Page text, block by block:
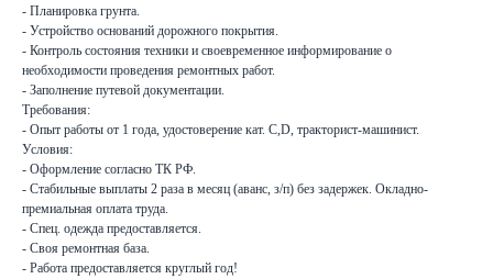
- Планировка грунта.
- Устройство оснований дорожного покрытия.
- Контроль состояния техники и своевременное информирование о
необходимости проведения ремонтных работ.
- Заполнение путевой документации.
Требования:
- Опыт работы от 1 года, удостоверение кат. С,D, тракторист-машинист.
Условия:
- Оформление согласно ТК РФ.
- Стабильные выплаты 2 раза в месяц (аванс, з/п) без задержек. Окладно-
премиальная оплата труда.
- Спец. одежда предоставляется.
- Своя ремонтная база.
- Работа предоставляется круглый год!